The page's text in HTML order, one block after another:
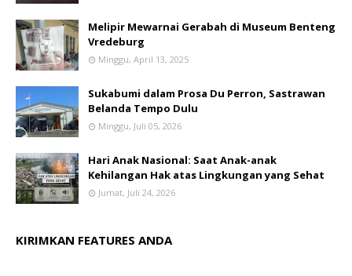
Melipir Mewarnai Gerabah di Museum Benteng
Vredeburg
Minggu, April 13, 2025
Sukabumi dalam Prosa Du Perron, Sastrawan
Belanda Tempo Dulu
Minggu, Juli 05, 2026
Hari Anak Nasional: Saat Anak-anak
Kehilangan Hak atas Lingkungan yang Sehat
Jumat, Juli 24, 2026
KIRIMKAN FEATURES ANDA